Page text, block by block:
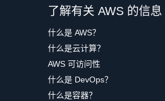
了解有关 AWS 的信息
什么是 AWS？
什么是云计算？
AWS 可访问性
什么是 DevOps？
什么是容器？